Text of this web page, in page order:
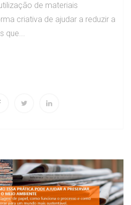
de materiais
criativa de ajudar a reduzir a
que...